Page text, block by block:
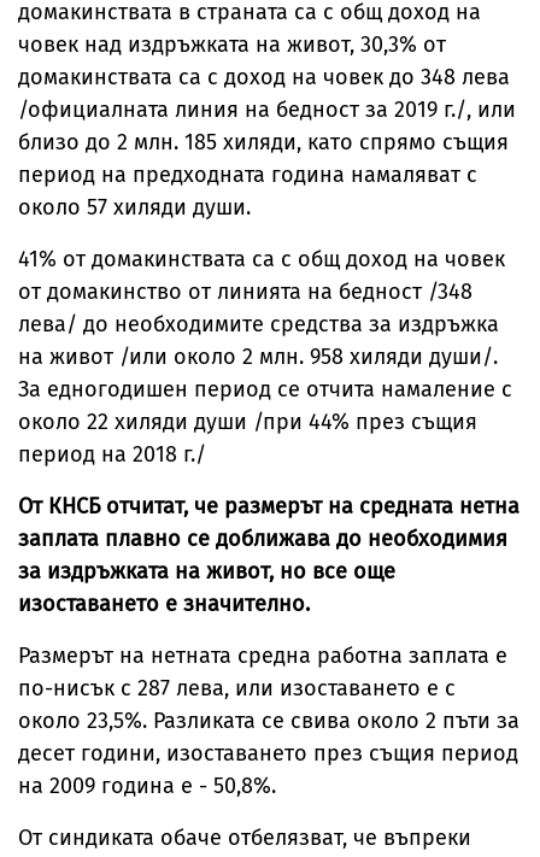
домакинствата в страната са с общ доход на
човек над издръжката на живот, 30,3% от
домакинствата са с доход на човек до 348 лева
/официалната линия на бедност за 2019 г./, или
близо до 2 млн. 185 хиляди, като спрямо същия
период на предходната година намаляват с
около 57 хиляди души.
41% от домакинствата са с общ доход на човек
от домакинство от линията на бедност /348
лева/ до необходимите средства за издръжка
на живот /или около 2 млн. 958 хиляди души/.
За едногодишен период се отчита намаление с
около 22 хиляди души /при 44% през същия
период на 2018 г./
От КНСБ отчитат, че размерът на средната нетна
заплата плавно се доближава до необходимия
за издръжката на живот, но все още
изоставането е значително.
Размерът на нетната средна работна заплата е
по-нисък с 287 лева, или изоставането е с
около 23,5%. Разликата се свива около 2 пъти за
десет години, изоставането през същия период
на 2009 година е - 50,8%.
От синдиката обаче отбелязват, че въпреки